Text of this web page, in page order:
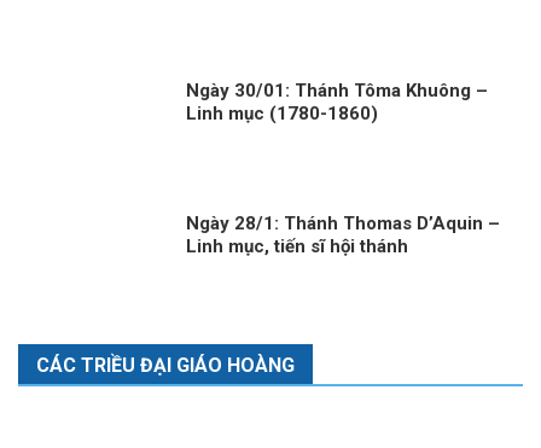
Ngày 30/01: Thánh Tôma Khuông –
Linh mục (1780-1860)
Ngày 28/1: Thánh Thomas D’Aquin –
Linh mục, tiến sĩ hội thánh
CÁC TRIỀU ĐẠI GIÁO HOÀNG